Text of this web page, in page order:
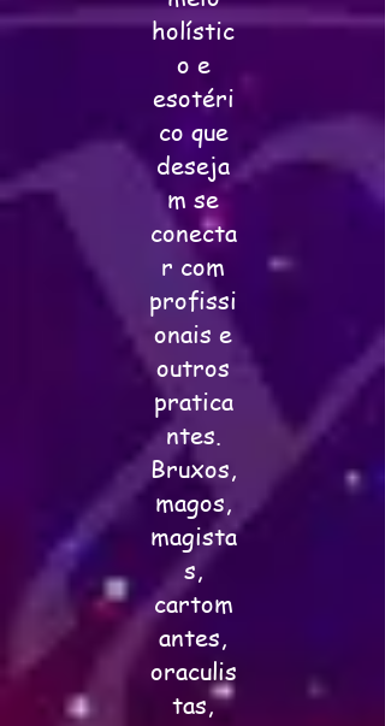
holístic
o e
esotéri
co que
deseja
m se
conecta
r com
profissi
onais e
outros
pratica
ntes.
Bruxos,
magos,
magista
s,
cartom
antes,
oraculis
tas,